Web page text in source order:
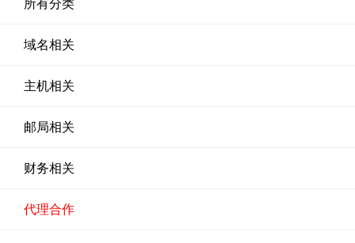
所有分类
域名相关
主机相关
邮局相关
财务相关
代理合作